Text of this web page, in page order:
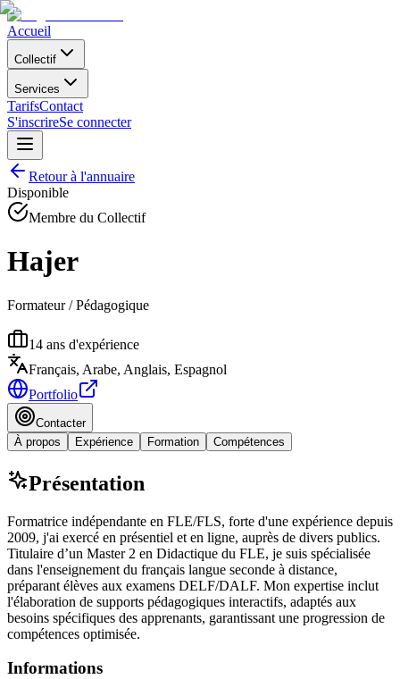
Accueil
Collectif
Services
TarifsContact
S'inscrireSe connecter
Retour à l'annuaire
Disponible
Membre du Collectif
Hajer
Formateur / Pédagogique
14 ans d'expérience
Français, Arabe, Anglais, Espagnol
Portfolio
Contacter
À propos
Expérience Formation Compétences
Présentation
Formatrice indépendante en FLE/FLS, forte d'une expérience depuis
2009, j'ai exercé en présentiel et en ligne, auprès de divers publics.
Titulaire d’un Master 2 en Didactique du FLE, je suis spécialisée
dans l'enseignement du français langue seconde à distance,
préparant élèves aux examens DELF/DALF. Mon expertise inclut
l'élaboration de supports pédagogiques interactifs, adaptés aux
besoins spécifiques des apprenants, garantissant une progression de
compétences optimisée.
Informations